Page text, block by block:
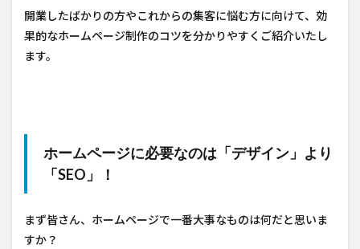
開業したばかりの方やこれからの集客に悩む方に向けて、効
果的なホームページ制作のコツを分かりやすくご紹介いたし
ます。
ホームページに必要なのは「デザイン」より
「SEO」！
まず皆さん、ホームページで一番大事なものは何だと思いま
すか？